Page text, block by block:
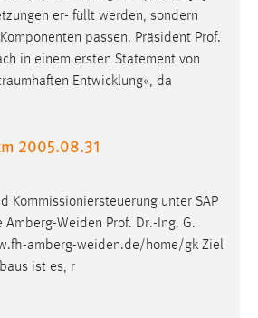
er- füllt werden, sondern
passen. Präsident Prof.
in einem ersten Statement von
Entwicklung«, da
2005.08.31
Kommissioniersteuerung unter SAP
Amberg-Weiden Prof. Dr.-Ing. G.
amberg-weiden.de/home/gk Ziel
ist es, r